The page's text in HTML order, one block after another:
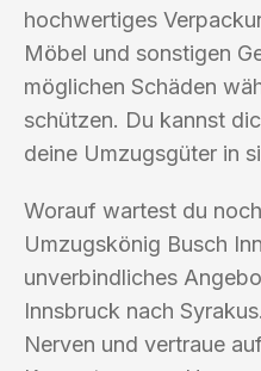
hochwertiges
Möbel und sonstigen
möglichen Schäden
schützen. Du kannst
deine Umzugsgüter in
Worauf wartest du
Umzugskönig Busch
unverbindliches
Innsbruck nach
Nerven und vertraue